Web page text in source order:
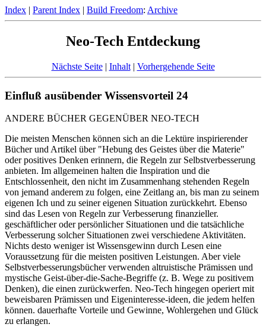
Index | Parent Index | Build Freedom: Archive
Neo-Tech Entdeckung
Nächste Seite| Inhalt| Vorhergehende Seite
Einfluß ausübender Wissensvorteil 24
ANDERE BÜCHER GEGENÜBER NEO-TECH
Die meisten Menschen können sich an die Lektüre inspirierender
Bücher und Artikel über "Hebung des Geistes über die Materie"
oder positives Denken erinnern, die Regeln zur Selbstverbesserung
anbieten. Im allgemeinen halten die Inspiration und die
Entschlossenheit, den nicht im Zusammenhang stehenden Regeln
von jemand anderem zu folgen, eine Zeitlang an, bis man zu seinem
eigenen Ich und zu seiner eigenen Situation zurückkehrt. Ebenso
sind das Lesen von Regeln zur Verbesserung finanzieller.
geschäftlicher oder persönlicher Situationen und die tatsächliche
Verbesserung solcher Situationen zwei verschiedene Aktivitäten.
Nichts desto weniger ist Wissensgewinn durch Lesen eine
Voraussetzung für die meisten positiven Leistungen. Aber viele
Selbstverbesserungsbücher verwenden altruistische Prämissen und
mystische Geist-über-die-Sache-Begriffe (z. B. Wege zu positivem
Denken), die einen zurückwerfen. Neo-Tech hingegen operiert mit
beweisbaren Prämissen und Eigeninteresse-ideen, die jedem helfen
können. dauerhafte Vorteile und Gewinne, Wohlergehen und Glück
zu erlangen.